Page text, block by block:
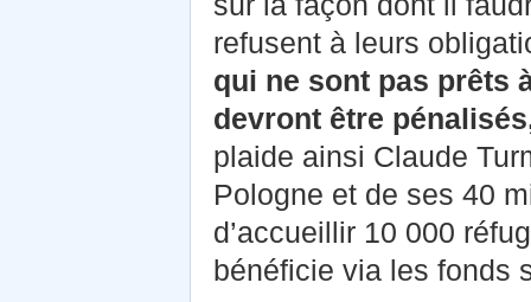
refusent à leurs
qui ne sont pas prêts
devront être
plaide ainsi Claude
Pologne et de ses 40
d’accueillir 10 000
bénéficie via les fonds